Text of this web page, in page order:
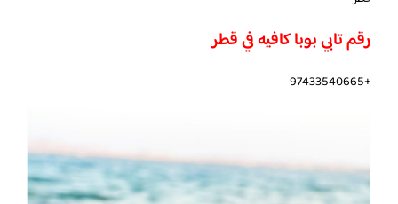
رقم تابي بوبا كافيه في قطر
+97433540665